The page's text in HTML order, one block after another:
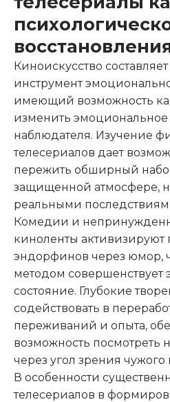
Киноискусство
инструмент
имеющий возможность
изменить эмоциональное
наблюдателя. Изучение
телесериалов дает
пережить обширный
защищенной атмосфере,
реальными
Комедии и
киноленты активизируют
эндорфинов через юмор,
методом совершенствует
состояние. Глубокие
содействовать в
переживаний и опыта,
возможность посмотреть
через угол зрения
В особенности
телесериалов в